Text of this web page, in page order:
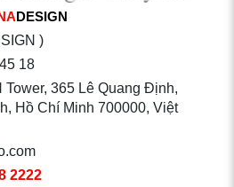
DESIGN
)
18
Tower, 365 Lê Quang Định,
Hồ Chí Minh 700000, Việt
2222